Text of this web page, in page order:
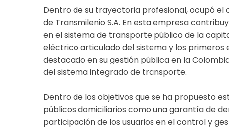
Dentro de su trayectoria profesional, ocupó el
de Transmilenio S.A. En esta empresa
en el sistema de transporte público de la
eléctrico articulado del sistema y los primeros
destacado en su gestión pública en la
del sistema integrado de transporte.
Dentro de los objetivos que se ha propuesto
públicos domiciliarios como una garantía de
participación de los usuarios en el control y